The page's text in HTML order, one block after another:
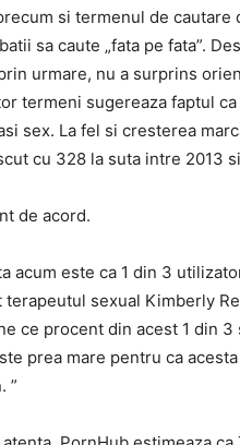
si termenul de
sa caute „fata pe fata”.
urmare, nu a surprins
termeni sugereaza faptul
sex. La fel si cresterea
cu 328 la suta intre 2013
de acord.
acum este ca 1 din 3
sexual Kimberly
ce procent din acest 1 din
prea mare pentru ca
”